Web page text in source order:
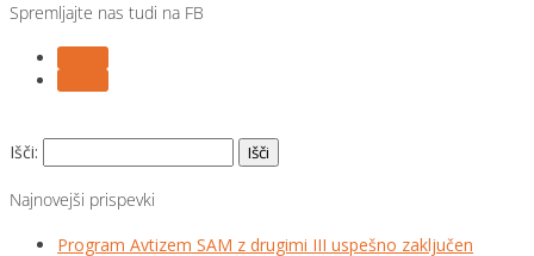
Spremljajte nas tudi na FB
Išči:
Najnovejši prispevki
Program Avtizem SAM z drugimi III uspešno zaključen